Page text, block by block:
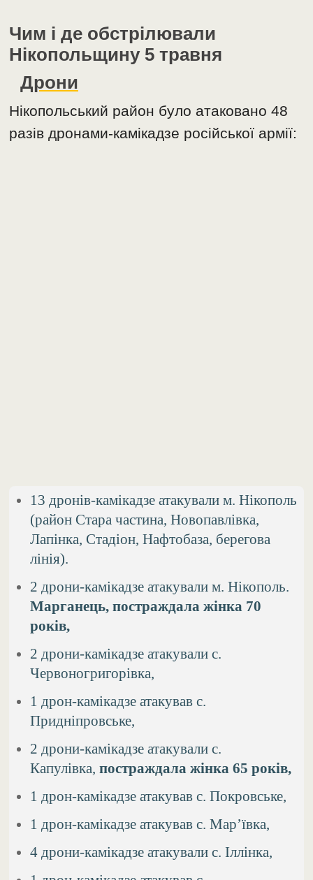
Чим і де обстрілювали
Нікопольщину 5 травня
Дрони
Нікопольський район було атаковано 48
разів дронами-камікадзе російської армії:
13 дронів-камікадзе атакували м. Нікополь
(район Стара частина, Новопавлівка,
Лапінка, Стадіон, Нафтобаза, берегова
лінія).
2 дрони-камікадзе атакували м. Нікополь.
Марганець, постраждала жінка 70
років,
2 дрони-камікадзе атакували с.
Червоногригорівка,
1 дрон-камікадзе атакував с.
Придніпровське,
2 дрони-камікадзе атакували с.
Капулівка,постраждала жінка 65 років,
1 дрон-камікадзе атакував с. Покровське,
1 дрон-камікадзе атакував с. Мар’ївка,
4 дрони-камікадзе атакували с. Іллінка,